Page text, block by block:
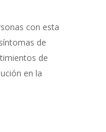
con esta
de
de
en la